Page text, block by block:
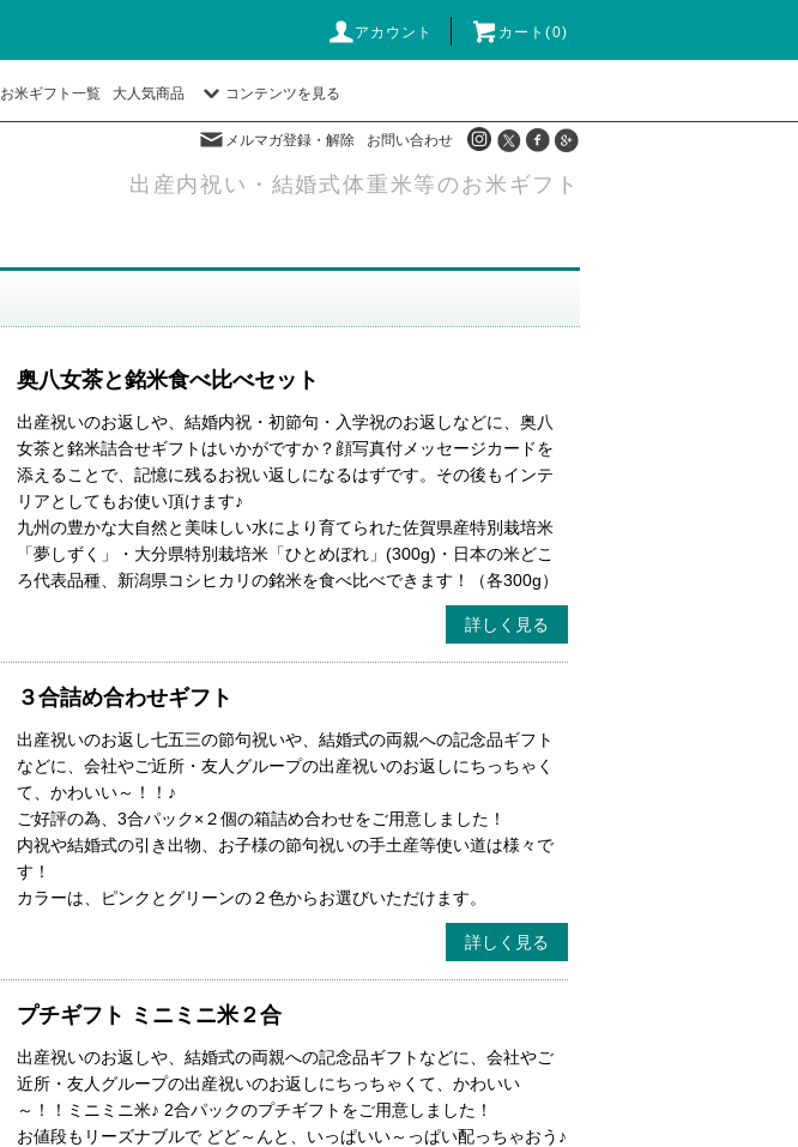
アカウント カート(0)
お米ギフト一覧 大人気商品 コンテンツを見る
メルマガ登録・解除 お問い合わせ
出産内祝い・結婚式体重米等のお米ギフト
奥八女茶と銘米食べ比べセット
出産祝いのお返しや、結婚内祝・初節句・入学祝のお返しなどに、奥八
女茶と銘米詰合せギフトはいかがですか？顔写真付メッセージカードを
添えることで、記憶に残るお祝い返しになるはずです。その後もインテ
リアとしてもお使い頂けます♪
九州の豊かな大自然と美味しい水により育てられた佐賀県産特別栽培米
「夢しずく」・大分県特別栽培米「ひとめぼれ」(300g)・日本の米どこ
ろ代表品種、新潟県コシヒカリの銘米を食べ比べできます！（各300g）
詳しく見る
３合詰め合わせギフト
出産祝いのお返し七五三の節句祝いや、結婚式の両親への記念品ギフト
などに、会社やご近所・友人グループの出産祝いのお返しにちっちゃく
て、かわいい～！！♪
ご好評の為、3合パック×２個の箱詰め合わせをご用意しました！
内祝や結婚式の引き出物、お子様の節句祝いの手土産等使い道は様々で
す！
カラーは、ピンクとグリーンの２色からお選びいただけます。
詳しく見る
プチギフト ミニミニ米２合
出産祝いのお返しや、結婚式の両親への記念品ギフトなどに、会社やご
近所・友人グループの出産祝いのお返しにちっちゃくて、かわいい
～！！ミニミニ米♪ 2合パックのプチギフトをご用意しました！
お値段もリーズナブルで どど～んと、いっぱいい～っぱい配っちゃおう♪